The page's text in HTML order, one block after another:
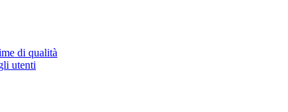
di qualità
utenti